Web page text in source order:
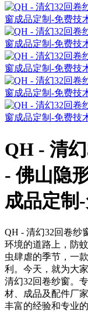
QH - 清
- 佛山隐
成品定制
QH - 清幻32回卷纱
环境的道路上，防
虫肆虐的季节，一
利。今天，就为大
清幻32回卷纱窗。
材、成品及配件厂
丰富的经验和专业的